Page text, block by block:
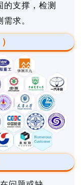
的支撑，检测
求。